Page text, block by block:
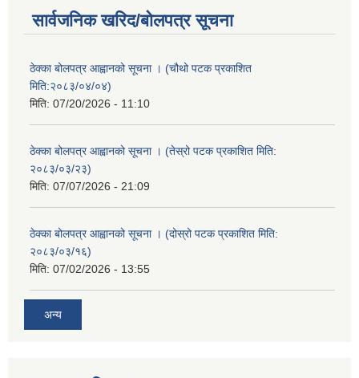
सार्वजनिक खरिद/बोलपत्र सूचना
ठेक्का बोलपत्र आह्वानको सूचना । (चौथो पटक प्रकाशित
मिति:२०८३/०४/०४)
मिति: 07/20/2026 - 11:10
ठेक्का बोलपत्र आह्वानको सूचना । (तेस्रो पटक प्रकाशित मिति:
२०८३/०३/२३)
मिति: 07/07/2026 - 21:09
ठेक्का बोलपत्र आह्वानको सूचना । (दोस्रो पटक प्रकाशित मिति:
२०८३/०३/१६)
मिति: 07/02/2026 - 13:55
अन्य